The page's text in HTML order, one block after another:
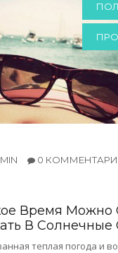
0
Время Можно
В Солнечные
теплая погода и